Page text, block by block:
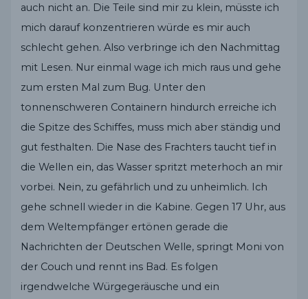
auch nicht an. Die Teile sind mir zu klein, müsste ich
mich darauf konzentrieren würde es mir auch
schlecht gehen. Also verbringe ich den Nachmittag
mit Lesen. Nur einmal wage ich mich raus und gehe
zum ersten Mal zum Bug. Unter den
tonnenschweren Containern hindurch erreiche ich
die Spitze des Schiffes, muss mich aber ständig und
gut festhalten. Die Nase des Frachters taucht tief in
die Wellen ein, das Wasser spritzt meterhoch an mir
vorbei. Nein, zu gefährlich und zu unheimlich. Ich
gehe schnell wieder in die Kabine. Gegen 17 Uhr, aus
dem Weltempfänger ertönen gerade die
Nachrichten der Deutschen Welle, springt Moni von
der Couch und rennt ins Bad. Es folgen
irgendwelche Würgegeräusche und ein